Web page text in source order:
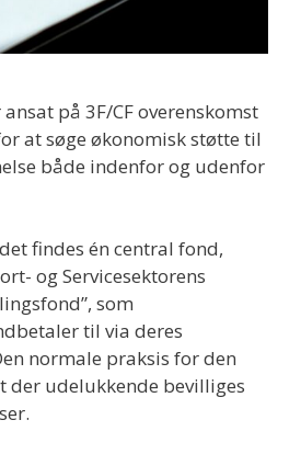
på 3F/CF overenskomst
at søge økonomisk støtte til
både indenfor og udenfor
findes én central fond,
og Servicesektorens
som
til via deres
normale praksis for den
der udelukkende bevilliges